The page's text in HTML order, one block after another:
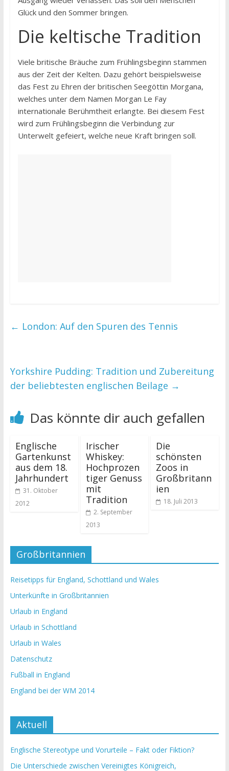
Glück und den Sommer bringen.
Die keltische Tradition
Viele britische Bräuche zum Frühlingsbeginn stammen
aus der Zeit der Kelten. Dazu gehört beispielsweise
das Fest zu Ehren der britischen Seegöttin Morgana,
welches unter dem Namen Morgan Le Fay
internationale Berühmtheit erlangte. Bei diesem Fest
wird zum Frühlingsbeginn die Verbindung zur
Unterwelt gefeiert, welche neue Kraft bringen soll.
← London: Auf den Spuren des Tennis
Yorkshire Pudding: Tradition und Zubereitung
der beliebtesten englischen Beilage →
Das könnte dir auch gefallen
Englische
Gartenkunst
aus dem 18.
Jahrhundert
31. Oktober
2012
Irischer
Whiskey:
Hochprozen
tiger Genuss
mit
Tradition
2. September
2013
Die
schönsten
Zoos in
Großbritann
ien
18. Juli 2013
Großbritannien
Reisetipps für England, Schottland und Wales
Unterkünfte in Großbritannien
Urlaub in England
Urlaub in Schottland
Urlaub in Wales
Datenschutz
Fußball in England
England bei der WM 2014
Aktuell
Englische Stereotype und Vorurteile – Fakt oder Fiktion?
Die Unterschiede zwischen Vereinigtes Königreich,